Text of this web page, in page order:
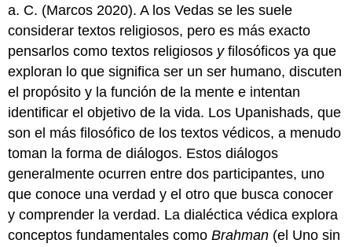
a. C. (Marcos 2020). A los Vedas se les suele
considerar textos religiosos, pero es más exacto
pensarlos como textos religiosos yfilosóficos ya que
exploran lo que significa ser un ser humano, discuten
el propósito y la función de la mente e intentan
identificar el objetivo de la vida. Los Upanishads, que
son el más filosófico de los textos védicos, a menudo
toman la forma de diálogos. Estos diálogos
generalmente ocurren entre dos participantes, uno
que conoce una verdad y el otro que busca conocer
y comprender la verdad. La dialéctica védica explora
conceptos fundamentales comoBrahman (el Uno sin